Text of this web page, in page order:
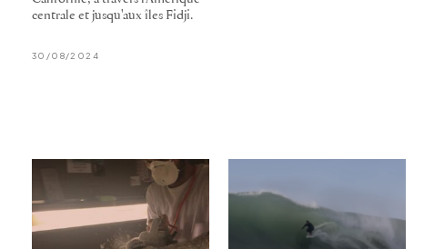
centrale et jusqu'aux îles Fidji.
30/08/2024